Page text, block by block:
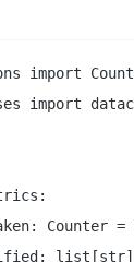
import
import
Counter =